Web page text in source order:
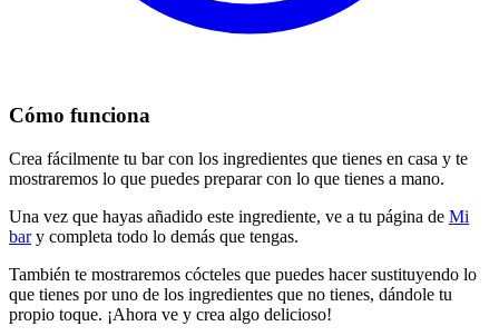
Cómo funciona
Crea fácilmente tu bar con los ingredientes que tienes en casa y te
mostraremos lo que puedes preparar con lo que tienes a mano.
Una vez que hayas añadido este ingrediente, ve a tu página de Mi
bary completa todo lo demás que tengas.
También te mostraremos cócteles que puedes hacer sustituyendo lo
que tienes por uno de los ingredientes que no tienes, dándole tu
propio toque. ¡Ahora ve y crea algo delicioso!